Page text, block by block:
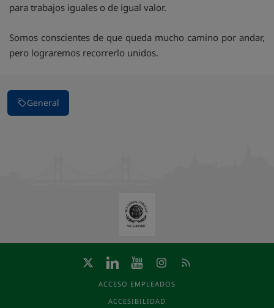
para trabajos iguales o de igual valor.
Somos conscientes de que queda mucho camino por andar,
pero lograremos recorrerlo unidos.
General
ACCESO EMPLEADOS
ACCESIBILIDAD